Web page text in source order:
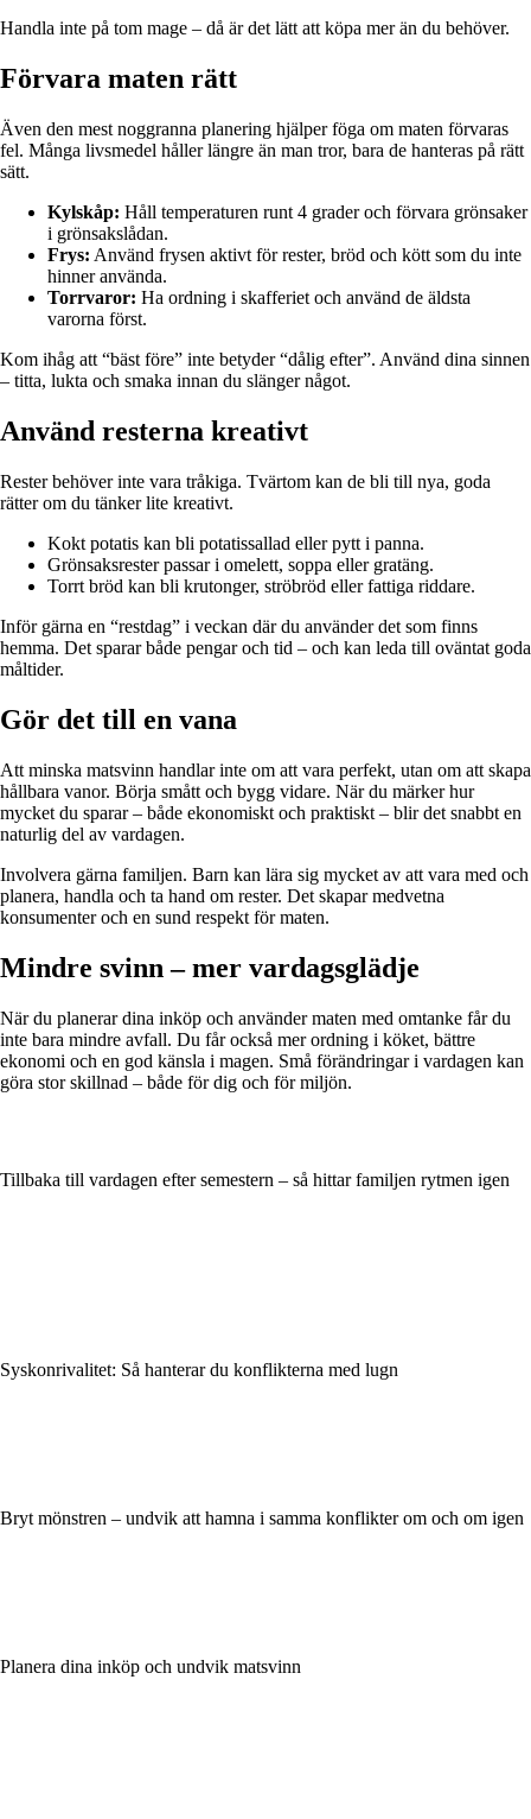
Handla inte på tom mage – då är det lätt att köpa mer än du behöver.
Förvara maten rätt
Även den mest noggranna planering hjälper föga om maten förvaras
fel. Många livsmedel håller längre än man tror, bara de hanteras på rätt
sätt.
Kylskåp: Håll temperaturen runt 4 grader och förvara grönsaker
i grönsakslådan.
Frys: Använd frysen aktivt för rester, bröd och kött som du inte
hinner använda.
Torrvaror: Ha ordning i skafferiet och använd de äldsta
varorna först.
Kom ihåg att “bäst före” inte betyder “dålig efter”. Använd dina sinnen
– titta, lukta och smaka innan du slänger något.
Använd resterna kreativt
Rester behöver inte vara tråkiga. Tvärtom kan de bli till nya, goda
rätter om du tänker lite kreativt.
Kokt potatis kan bli potatissallad eller pytt i panna.
Grönsaksrester passar i omelett, soppa eller gratäng.
Torrt bröd kan bli krutonger, ströbröd eller fattiga riddare.
Inför gärna en “restdag” i veckan där du använder det som finns
hemma. Det sparar både pengar och tid – och kan leda till oväntat goda
måltider.
Gör det till en vana
Att minska matsvinn handlar inte om att vara perfekt, utan om att skapa
hållbara vanor. Börja smått och bygg vidare. När du märker hur
mycket du sparar – både ekonomiskt och praktiskt – blir det snabbt en
naturlig del av vardagen.
Involvera gärna familjen. Barn kan lära sig mycket av att vara med och
planera, handla och ta hand om rester. Det skapar medvetna
konsumenter och en sund respekt för maten.
Mindre svinn – mer vardagsglädje
När du planerar dina inköp och använder maten med omtanke får du
inte bara mindre avfall. Du får också mer ordning i köket, bättre
ekonomi och en god känsla i magen. Små förändringar i vardagen kan
göra stor skillnad – både för dig och för miljön.
Tillbaka till vardagen efter semestern – så hittar familjen rytmen igen
Syskonrivalitet: Så hanterar du konflikterna med lugn
Bryt mönstren – undvik att hamna i samma konflikter om och om igen
Planera dina inköp och undvik matsvinn